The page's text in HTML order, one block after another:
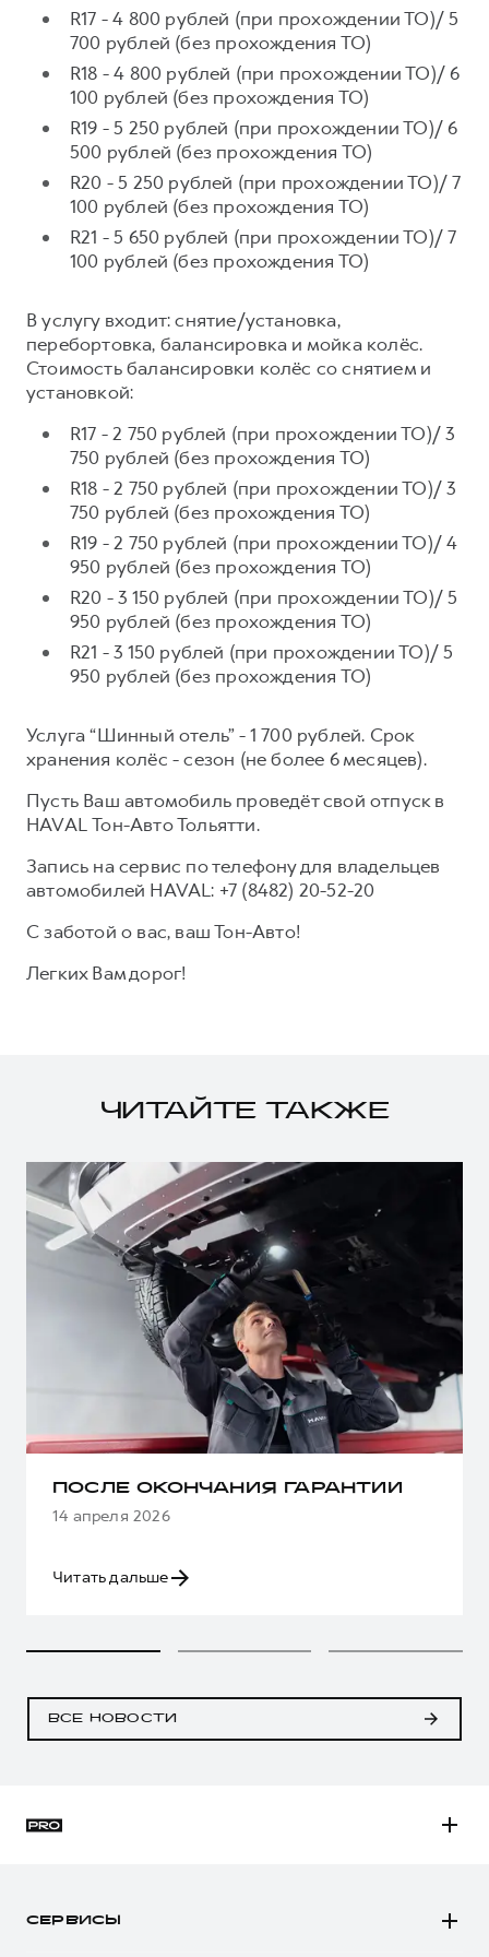
HAVAL Лизинг
АКСЕССУАРЫ HAVAL
Автомобильные аксессуары
Коллекция PRO
Коллекция Базовая
Коллекция Детская
АКСЕССУАРЫ HAVAL
Автомобильные аксессуары
Коллекция PRO
Коллекция Базовая
Коллекция Детская
R17 - 4 800 рублей (при прохождении ТО)/ 5
700 рублей (без прохождения ТО)
R18 - 4 800 рублей (при прохождении ТО)/ 6
100 рублей (без прохождения ТО)
R19 - 5 250 рублей (при прохождении ТО)/ 6
500 рублей (без прохождения ТО)
R20 - 5 250 рублей (при прохождении ТО)/ 7
100 рублей (без прохождения ТО)
R21 - 5 650 рублей (при прохождении ТО)/ 7
100 рублей (без прохождения ТО)
В услугу входит: снятие/установка,
перебортовка, балансировка и мойка колёс.
Стоимость балансировки колёс со снятием и
установкой:
R17 - 2 750 рублей (при прохождении ТО)/ 3
750 рублей (без прохождения ТО)
R18 - 2 750 рублей (при прохождении ТО)/ 3
750 рублей (без прохождения ТО)
R19 - 2 750 рублей (при прохождении ТО)/ 4
950 рублей (без прохождения ТО)
R20 - 3 150 рублей (при прохождении ТО)/ 5
950 рублей (без прохождения ТО)
R21 - 3 150 рублей (при прохождении ТО)/ 5
950 рублей (без прохождения ТО)
Услуга “Шинный отель” - 1 700 рублей. Срок
хранения колёс - сезон (не более 6 месяцев).
Пусть Ваш автомобиль проведёт свой отпуск в
HAVAL Тон-Авто Тольятти.
Запись на сервис по телефону для владельцев
автомобилей HAVAL: +7 (8482) 20-52-20
С заботой о вас, ваш Тон-Авто!
Легких Вам дорог!
ЧИТАЙТЕ ТАКЖЕ
ПОСЛЕ ОКОНЧАНИЯ ГАРАНТИИ
14 апреля 2026
Читать дальше
ВСЕ НОВОСТИ
СЕРВИСЫ